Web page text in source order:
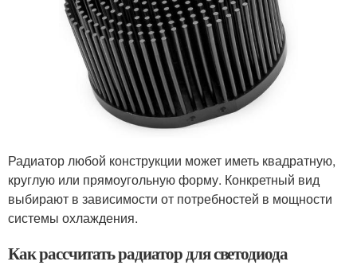
Радиатор любой конструкции может иметь квадратную,
круглую или прямоугольную форму. Конкретный вид
выбирают в зависимости от потребностей в мощности
системы охлаждения.
Как рассчитать радиатор для светодиода